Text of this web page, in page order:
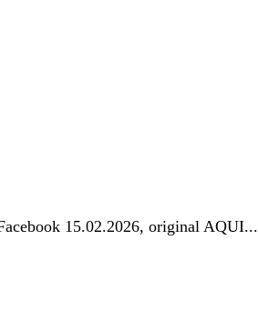
15.02.2026, original AQUI...